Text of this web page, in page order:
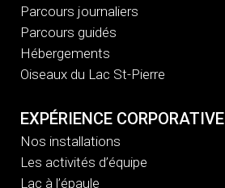
Parcours journaliers
Parcours guidés
Hébergements
Oiseaux du Lac St-Pierre
EXPÉRIENCE CORPORATIVE
Nos installations
Les activités d’équipe
Lac à l’épaule